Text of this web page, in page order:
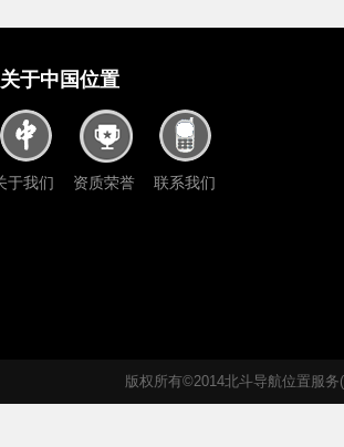
关于中国位置
于我们 资质荣誉 联系我们
版权所有©2014北斗导航位置服